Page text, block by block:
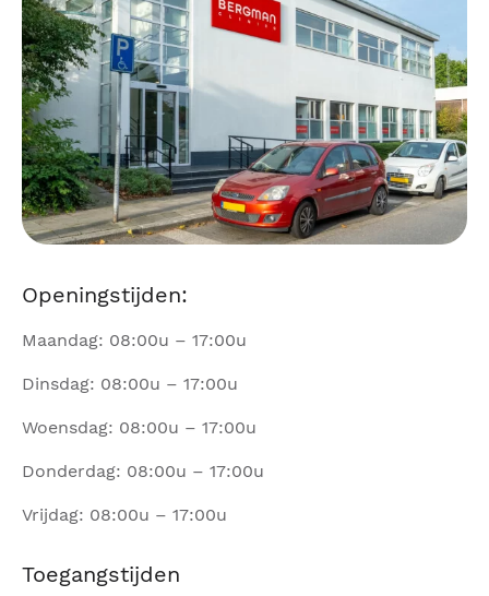
Openingstijden:
Maandag: 08:00u – 17:00u
Dinsdag: 08:00u – 17:00u
Woensdag: 08:00u – 17:00u
Donderdag: 08:00u – 17:00u
Vrijdag: 08:00u – 17:00u
Toegangstijden